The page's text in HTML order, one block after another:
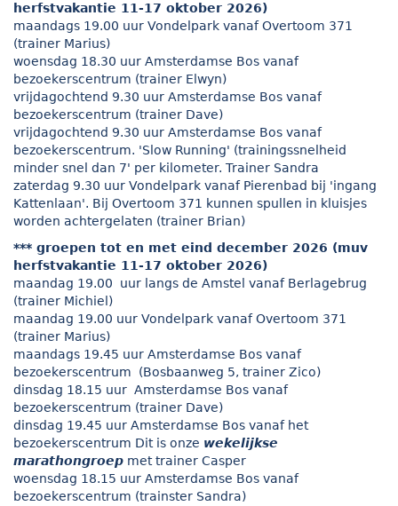
herfstvakantie 11-17 oktober 2026)
maandags 19.00 uur Vondelpark vanaf Overtoom 371
(trainer Marius)
woensdag 18.30 uur Amsterdamse Bos vanaf
bezoekerscentrum (trainer Elwyn)
vrijdagochtend 9.30 uur Amsterdamse Bos vanaf
bezoekerscentrum (trainer Dave)
vrijdagochtend 9.30 uur Amsterdamse Bos vanaf
bezoekerscentrum. 'Slow Running' (trainingssnelheid
minder snel dan 7' per kilometer. Trainer Sandra
zaterdag 9.30 uur Vondelpark vanaf Pierenbad bij 'ingang
Kattenlaan'. Bij Overtoom 371 kunnen spullen in kluisjes
worden achtergelaten (trainer Brian)
*** groepen tot en met eind december 2026 (muv
herfstvakantie 11-17 oktober 2026)
maandag 19.00 uur langs de Amstel vanaf Berlagebrug
(trainer Michiel)
maandag 19.00 uur Vondelpark vanaf Overtoom 371
(trainer Marius)
maandags 19.45 uur Amsterdamse Bos vanaf
bezoekerscentrum (Bosbaanweg 5, trainer Zico)
dinsdag 18.15 uur Amsterdamse Bos vanaf
bezoekerscentrum (trainer Dave)
dinsdag 19.45 uur Amsterdamse Bos vanaf het
bezoekerscentrum Dit is onze wekelijkse
marathongroep met trainer Casper
woensdag 18.15 uur Amsterdamse Bos vanaf
bezoekerscentrum (trainster Sandra)